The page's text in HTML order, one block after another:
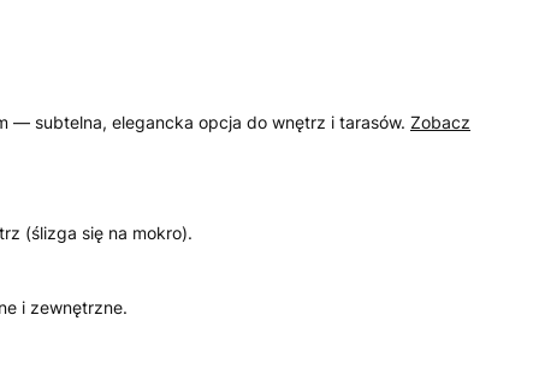
— subtelna, elegancka opcja do wnętrz i tarasów. Zobacz
(ślizga się na mokro).
i zewnętrzne.